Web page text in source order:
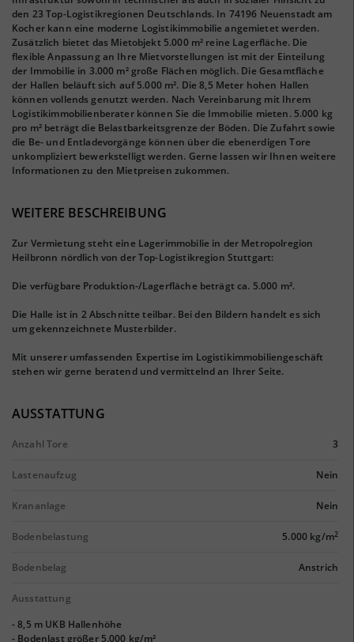
den 23 Top-Logistikregionen Deutschlands. In 74196 Neuenstadt am
Kocher kann eine moderne Logistikimmobilie angemietet werden.
Zusätzlich bietet das Mietobjekt 5.000 m² reine Lagerfläche. Die
flexible Anpassung an Ihre Mietvorstellungen ist mit der Einteilung
der Immobilie in 3.000 m² große Flächen möglich. Die Gesamtfläche
der Hallen beläuft sich auf 5.000 m². Die 8,5 Meter hohen Hallen
können vollends genutzt werden. Nach Vereinbarung mit Ihrem
Logistikimmobilienberater können Sie die Immobilie mieten. 5.000 kg
pro m² beträgt die Belastbarkeitsgrenze der Böden. Die Zufahrt sowie
die Be- und Entladevorgänge können über die ebenerdigen Tore
unkompliziert bewerkstelligt werden. Gerne lassen wir Ihnen weitere
Informationen zu den Mietpreisen zukommen.
WEITERE BESCHREIBUNG
Zur Vermietung steht eine Lagerimmobilie in der Metropolregion
Heilbronn nördlich von der Top-Logistikregion Stuttgart:
Die verfügbare Produktion-/Lagerfläche beträgt ca. 5.000 m².
Die Halle ist in 2 Abschnitte teilbar. Bei den Bildern handelt es sich
um gekennzeichnete Musterbilder.
Mit unserer umfassenden Expertise im Logistikimmobiliengeschäft
stehen wir gerne beratend und vermittelnd an Ihrer Seite.
AUSSTATTUNG
Anzahl Tore 3
Lastenaufzug Nein
Krananlage Nein
Bodenbelastung 5.000 kg/m2
Bodenbelag Anstrich
Ausstattung
- 8,5 m UKB Hallenhöhe
- Bodenlast größer 5.000 kg/m²